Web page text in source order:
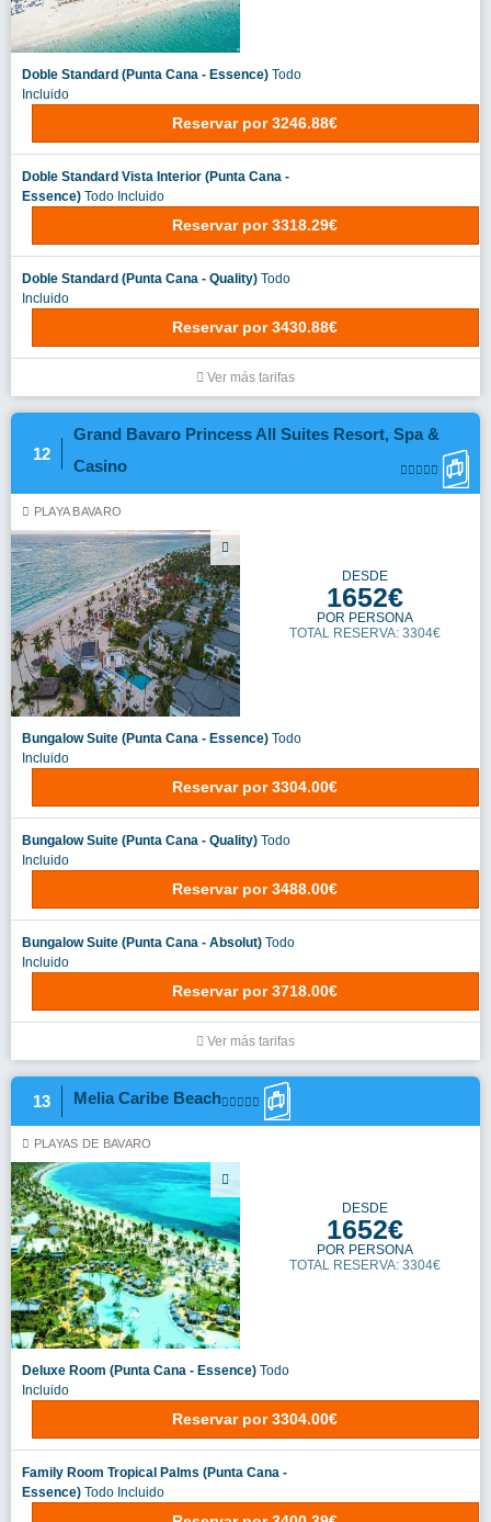
Doble Standard (Punta Cana - Essence) Todo
Incluido
Reservar por 3246.88€
Doble Standard Vista Interior (Punta Cana -
Essence) Todo Incluido
Reservar por 3318.29€
Doble Standard (Punta Cana - Quality) Todo
Incluido
Reservar por 3430.88€
Ver más tarifas
12
Grand Bavaro Princess All Suites Resort, Spa &
Casino
PLAYA BAVARO
DESDE
1652€
POR PERSONA
TOTAL RESERVA: 3304€
Bungalow Suite (Punta Cana - Essence) Todo
Incluido
Reservar por 3304.00€
Bungalow Suite (Punta Cana - Quality) Todo
Incluido
Reservar por 3488.00€
Bungalow Suite (Punta Cana - Absolut) Todo
Incluido
Reservar por 3718.00€
Ver más tarifas
13 Melia Caribe Beach
PLAYAS DE BAVARO
DESDE
1652€
POR PERSONA
TOTAL RESERVA: 3304€
Deluxe Room (Punta Cana - Essence) Todo
Incluido
Reservar por 3304.00€
Family Room Tropical Palms (Punta Cana -
Essence) Todo Incluido